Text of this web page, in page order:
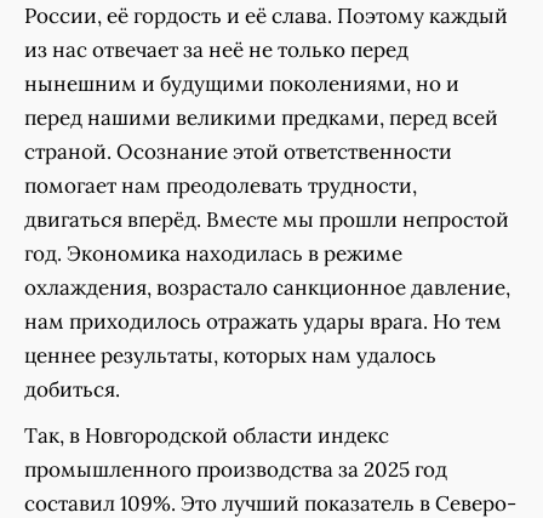
России, её гордость и её слава. Поэтому каждый
из нас отвечает за неё не только перед
нынешним и будущими поколениями, но и
перед нашими великими предками, перед всей
страной. Осознание этой ответственности
помогает нам преодолевать трудности,
двигаться вперёд. Вместе мы прошли непростой
год. Экономика находилась в режиме
охлаждения, возрастало санкционное давление,
нам приходилось отражать удары врага. Но тем
ценнее результаты, которых нам удалось
добиться.
Так, в Новгородской области индекс
промышленного производства за 2025 год
составил 109%. Это лучший показатель в Северо-